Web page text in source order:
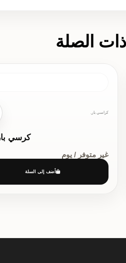
الصلة
كراسي بار,
كرسي
غير متوفر / يوم
أضف إلى السلة